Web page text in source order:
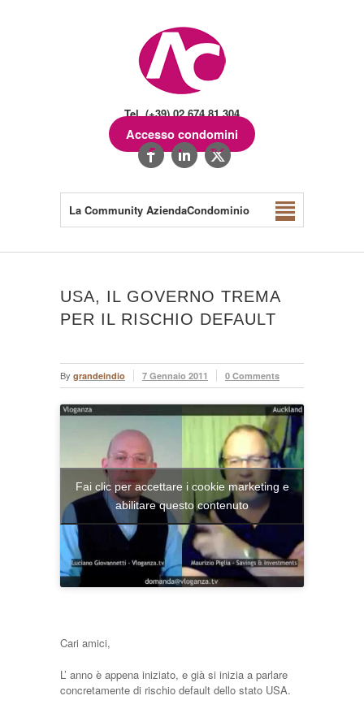
Tel. (+39) 02.674.81.304
Accesso condomini
La Community AziendaCondominio
USA, IL GOVERNO TREMA
PER IL RISCHIO DEFAULT
By grandeindio 7 Gennaio 2011 0 Comments
Fai clic per accettare i cookie marketing e
abilitare questo contenuto
Cari amici,
L’ anno è appena iniziato, e già si inizia a parlare
concretamente di rischio default dello stato USA.